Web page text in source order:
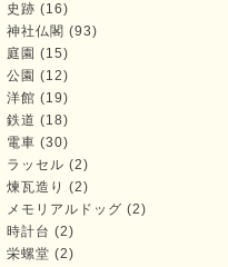
史跡 (16)
神社仏閣 (93)
庭園 (15)
公園 (12)
洋館 (19)
鉄道 (18)
電車 (30)
ラッセル (2)
煉瓦造り (2)
メモリアルドッグ (2)
時計台 (2)
栄螺堂 (2)